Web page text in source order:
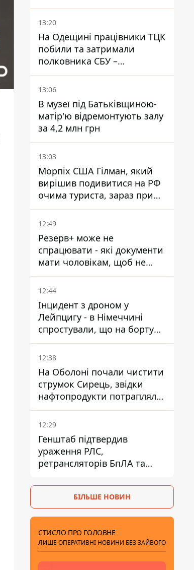
нестиковки – депутатка
Ольга Василевська-Смаглюк
13:20
На Одещині працівники ТЦК
побили та затримали
полковника СБУ –
військовий
13:06
В музеї під Батьківщиною-
матір'ю відремонтують залу
за 4,2 млн грн
13:03
Морпіх США Гілман, який
вирішив подивитися на РФ
очима туриста, зараз при
смерті у вʼязниці, де його
катували та робили інʼєкції
12:49
Резерв+ може не
спрацювати - які документи
мати чоловікам, щоб не
потрапити до ТЦК
12:44
Інцидент з дроном у
Лейпцигу - в Німеччині
спростували, що на борту
українського літака були
зброя та боєприпаси
12:38
На Оболоні почали чистити
струмок Сирець, звідки
нафтопродукти потрапляли
до озер
12:29
Генштаб підтвердив
ураження РЛС,
ретрансляторів БпЛА та
РФ у Криму й на півдні
БІЛЬШЕ НОВИН
СТИСЛО ПРО ГОЛОВНЕ
ЛИШЕ ОПЕРАТИВНІ НОВИНИ БЕЗ ЗАЙВОГО